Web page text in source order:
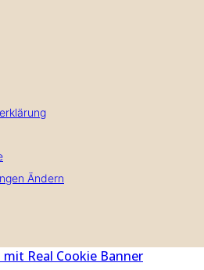
Ändern
mit Real Cookie Banner